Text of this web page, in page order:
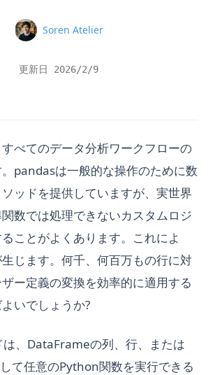
Name
Soren Atelier
更新日 2026/2/9
べてのデータ分析ワークフローの
pandasは一般的な操作のために数
ッドを提供していますが、実世界
数では処理できないカスタムロジ
ことがよくあります。これによ
じます。何千、何百万もの行に対
ー定義の変換を効率的に適用する
いでしょうか?
、DataFrameの列、行、または
て任意のPython関数を実行できる